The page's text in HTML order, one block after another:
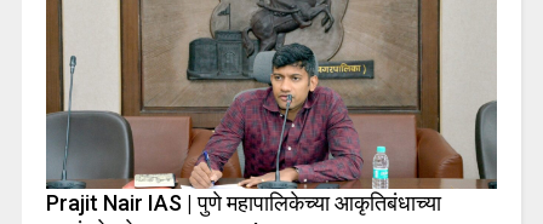
Prajit Nair IAS | पुणे महापालिकेच्या आकृतिबंधाच्या